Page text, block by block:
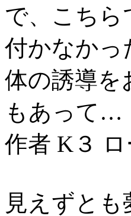
で、こちら
付かなかっ
体の誘導を
もあって…
作者 K３
見えずと